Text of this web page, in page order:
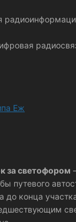
Еж
за светофором
путевого
до конца